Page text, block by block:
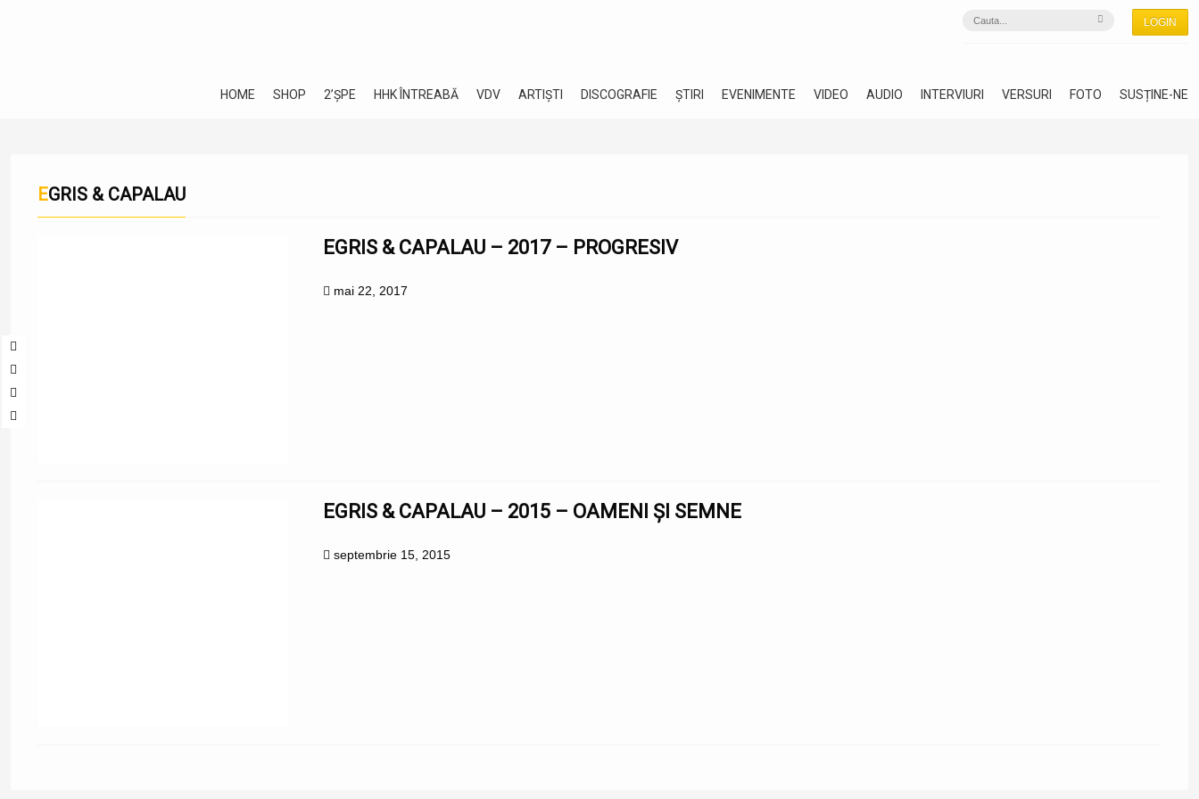
LOGIN
HOME SHOP 2’ȘPE HHK ÎNTREABĂ VDV ARTIȘTI DISCOGRAFIE ȘTIRI EVENIMENTE VIDEO AUDIO INTERVIURI VERSURI FOTO SUSȚINE-NE
EGRIS & CAPALAU
EGRIS & CAPALAU – 2017 – PROGRESIV
mai 22, 2017
EGRIS & CAPALAU – 2015 – OAMENI ȘI SEMNE
septembrie 15, 2015